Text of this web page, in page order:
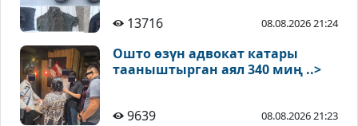
13716 08.08.2026 21:24
Ошто өзүн адвокат катары
тааныштырган аял 340 миң ..>
9639 08.08.2026 21:23